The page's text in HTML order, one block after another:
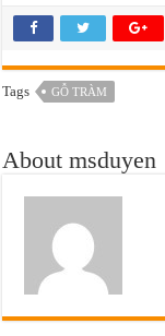
Tags GỖ TRÀM
About msduyen